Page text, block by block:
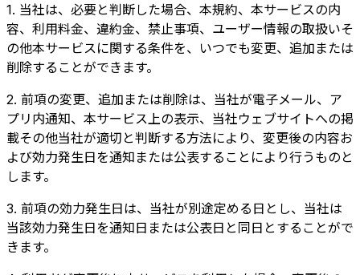
1. 当社は、必要と判断した場合、本規約、本サービスの内
容、利用料金、違約金、禁止事項、ユーザー情報の取扱いそ
の他本サービスに関する条件を、いつでも変更、追加または
削除することができます。
2. 前項の変更、追加または削除は、当社が電子メール、ア
プリ内通知、本サービス上の表示、当社ウェブサイトへの掲
載その他当社が適切と判断する方法により、変更後の内容お
よび効力発生日を通知または公表することにより行うものと
します。
3. 前項の効力発生日は、当社が別途定める日とし、当社は
当該効力発生日を通知日または公表日と同日とすることがで
きます。